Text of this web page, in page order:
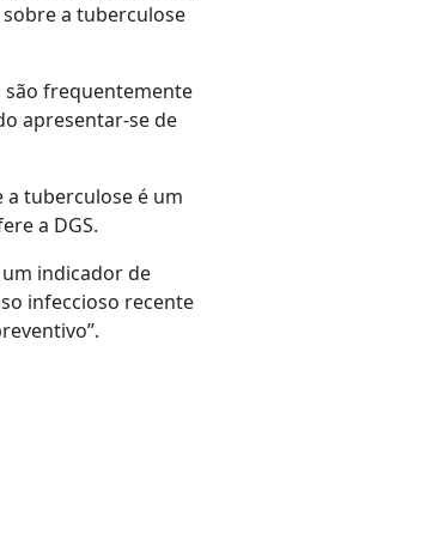
a tuberculose
são frequentemente
apresentar-se de
a tuberculose é um
a DGS.
um indicador de
infeccioso recente